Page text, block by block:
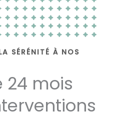
SÉRÉNITÉ À NOS
24 mois